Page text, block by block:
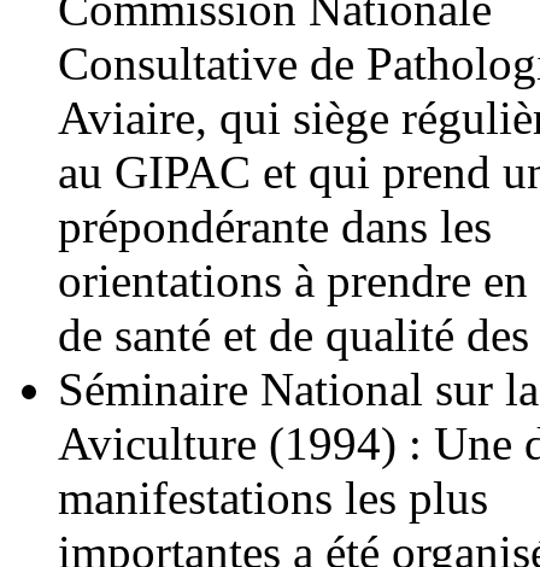
Consultative de
Aviaire, qui siège
au GIPAC et qui prend
prépondérante dans les
orientations à prendre
de santé et de qualité
Séminaire National sur
Aviculture (1994) : Une
manifestations les plus
importantes a été